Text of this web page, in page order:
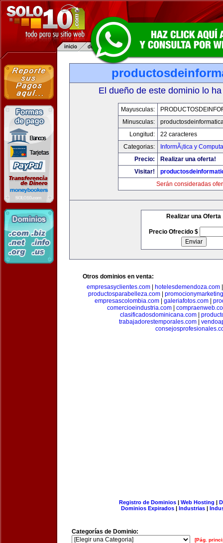
El dueño de este dominio lo
Mayusculas:
Minusculas:
Longitud:
22 caracteres
Categorias:
InformÃ¡tica y
Precio:
Realizar una oferta!
Visitar!
Serán consideradas
Realizar una Oferta
Precio Ofrecido $
Otros dominios en venta:
empresasyclientes.com
hotelesdemendoza.com
productosparabelleza.com
empresascolombia.com
galeriafotos.com
comercioeindustria.com|
clasificadosdominicana.com
trabajadorestemporales.com
Registro de Dominios| Web Hosting |
Dominios Expirados | Industrias |
Categorías de Dominio:
[Pág.